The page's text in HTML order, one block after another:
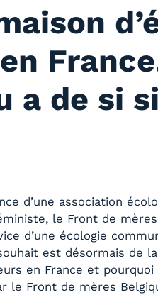
a de si
d’une association
le Front de
d’une écologie
est désormais de
en France et
le Front de mères